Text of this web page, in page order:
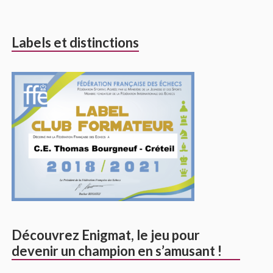
Labels et distinctions
Découvrez Enigmat, le jeu pour
devenir un champion en s’amusant !